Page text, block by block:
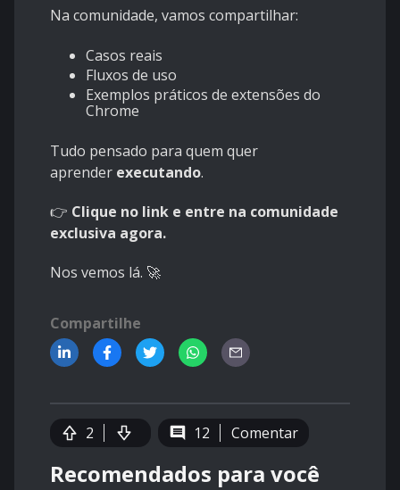
Na comunidade, vamos compartilhar:
Casos reais
Fluxos de uso
Exemplos práticos de extensões do
Chrome
Tudo pensado para quem quer
aprender executando.
👉 Clique no link e entre na comunidade
exclusiva agora.
Nos vemos lá. 🚀
Compartilhe
2 12 Comentar
Recomendados para você